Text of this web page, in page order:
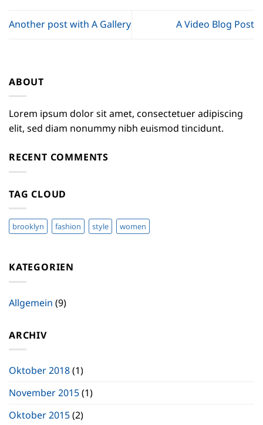
Another post with A Gallery A Video Blog Post
ABOUT
Lorem ipsum dolor sit amet, consectetuer adipiscing
elit, sed diam nonummy nibh euismod tincidunt.
RECENT COMMENTS
TAG CLOUD
brooklyn fashion style women
KATEGORIEN
Allgemein (9)
ARCHIV
Oktober 2018(1)
November 2015(1)
Oktober 2015(2)